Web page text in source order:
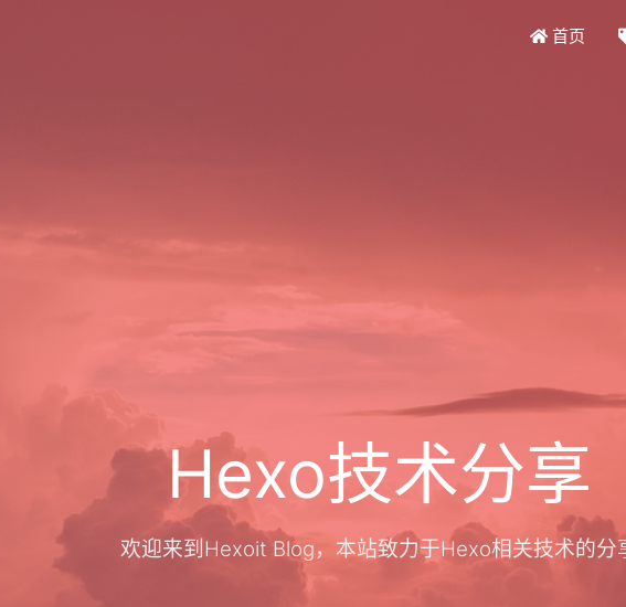
首页
Hexo技术分享
欢迎来到Hexoit Blog，本站致力于Hexo相关技术的分